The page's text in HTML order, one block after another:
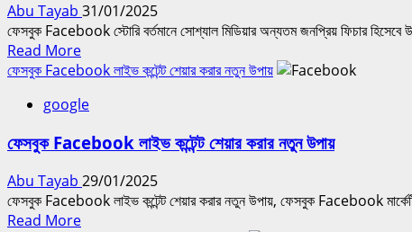
বিল্ডিং
ডিজিটাল
যুগের
শক্তিশালী
টুল
Abu Tayab 31/01/2025
ফেসবুক Facebook স্টোরি বর্তমানে সোশ্যাল মিডিয়ার অন্যতম জনপ্রিয় ফিচার
Read MoreRead
more
ফেসবুক
ফিচার
ব্যবহার
|
Facebook
ফেসবুক Facebook লাইভ কন্টেন্ট শেয়ার করার নতুন উপায়
google
ফেসবুক Facebook লাইভ কন্টেন্ট শেয়ার করার নতুন উপায়
Abu Tayab 29/01/2025
ফেসবুক Facebook লাইভ কন্টেন্ট শেয়ার করার নতুন উপায়, ফেসবুক Facebook
Read MoreRead